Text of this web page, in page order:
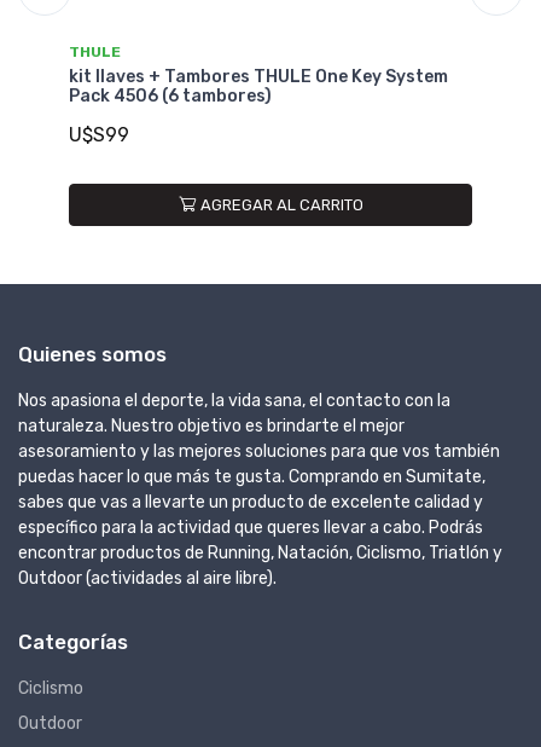
THULE
kit llaves + Tambores THULE One Key System
Pack 4506 (6 tambores)
U$S99
AGREGAR AL CARRITO
Quienes somos
Nos apasiona el deporte, la vida sana, el contacto con la
naturaleza. Nuestro objetivo es brindarte el mejor
asesoramiento y las mejores soluciones para que vos también
puedas hacer lo que más te gusta. Comprando en Sumitate,
sabes que vas a llevarte un producto de excelente calidad y
específico para la actividad que queres llevar a cabo. Podrás
encontrar productos de Running, Natación, Ciclismo, Triatlón y
Outdoor (actividades al aire libre).
Categorías
Ciclismo
Outdoor